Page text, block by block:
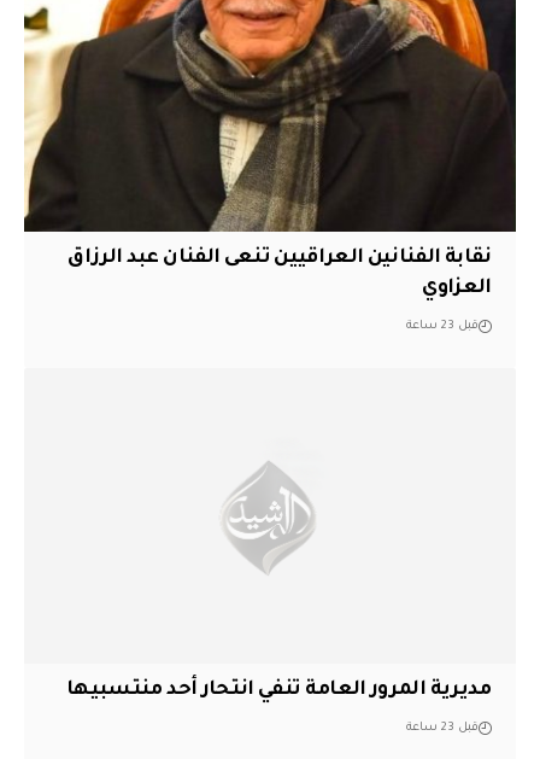
نقابة الفنانين العراقيين تنعى الفنان عبد الرزاق
العزاوي
قبل 23 ساعة
مديرية المرور العامة تنفي انتحار أحد منتسبيها
قبل 23 ساعة